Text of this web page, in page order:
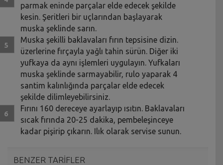
parmak eninde parçalar elde edecek şekilde
kesin. Şeritleri bir uçlarından başlayarak
muska şeklinde sarın.
Muska şekilli baklavaları fırın tepsisine dizin.
üzerlerine fırçayla yağlı tahin sürün. Diğer iki
yufkaya da aynı işlemleri uygulayın. Yufkaları
muska şeklinde sarmayabilir, rulo yaparak 4
santim kalınlığında parçalar elde edecek
şekilde dilimleyebilirsiniz.
Fırını 160 dereceye ayarlayıp ısıtın. Baklavaları
sıcak fırında 20-25 dakika, pembeleşinceye
kadar pişirip çıkarın. Ilık olarak servise sunun.
BENZER TARİFLER